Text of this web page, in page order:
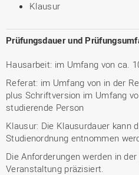
Klausur
Prüfungsdauer und
Hausarbeit: im Umfang von ca.
Referat: im Umfang von in der
plus Schriftversion im Umfang
studierende Person
Klausur: Die Klausurdauer kann
Studienordnung entnommen
Die Anforderungen werden in
Veranstaltung präzisiert.